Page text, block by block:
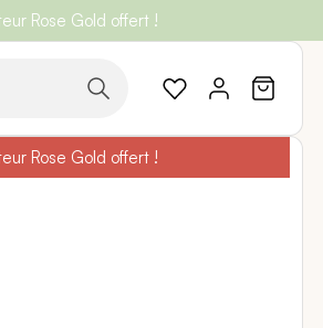
Rose Gold offert !
Rose Gold offert !